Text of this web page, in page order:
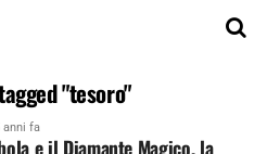
"tesoro"
anni fa
e il Diamante Magico, la